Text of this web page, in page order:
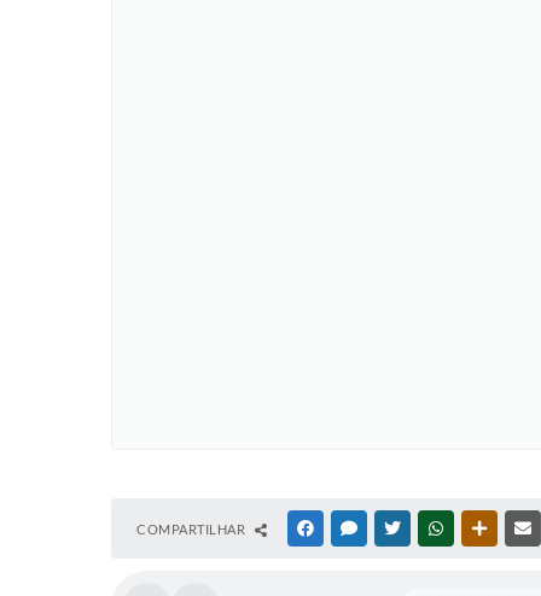
COMPARTILHAR FACEBOOKMESSENGER
TWITTERWHATSAPP